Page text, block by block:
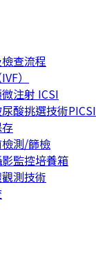
查流程
）
注射 ICSI
酸挑選技術PICSI
測/篩檢
監控培養箱
測技術